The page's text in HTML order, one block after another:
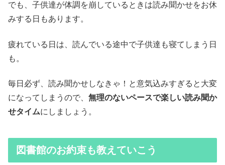
でも、子供達が体調を崩しているときは読み聞かせをお休
みする日もあります。
疲れている日は、読んでいる途中で子供達も寝てしまう日
も。
毎日必ず、読み聞かせしなきゃ！と意気込みすぎると大変
になってしまうので、 無理のないペースで楽しい読み聞か
せタイムにしましょう。
図書館のお約束も教えていこう